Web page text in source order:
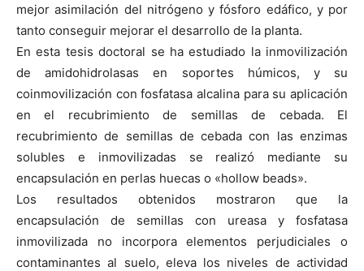
mejor asimilación del nitrógeno y fósforo edáfico, y por
tanto conseguir mejorar el desarrollo de la planta.
En esta tesis doctoral se ha estudiado la inmovilización
de amidohidrolasas en soportes húmicos, y su
coinmovilización con fosfatasa alcalina para su aplicación
en el recubrimiento de semillas de cebada. El
recubrimiento de semillas de cebada con las enzimas
solubles e inmovilizadas se realizó mediante su
encapsulación en perlas huecas o «hollow beads».
Los resultados obtenidos mostraron que la
encapsulación de semillas con ureasa y fosfatasa
inmovilizada no incorpora elementos perjudiciales o
contaminantes al suelo, eleva los niveles de actividad